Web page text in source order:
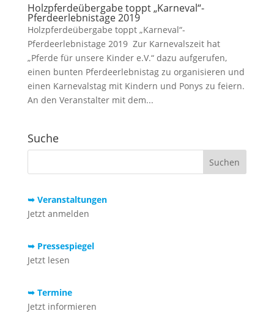
Holzpferdeübergabe toppt „Karneval“-
Pferdeerlebnistage 2019
Holzpferdeübergabe toppt „Karneval“-
Pferdeerlebnistage 2019 Zur Karnevalszeit hat
„Pferde für unsere Kinder e.V.“ dazu aufgerufen,
einen bunten Pferdeerlebnistag zu organisieren und
einen Karnevalstag mit Kindern und Ponys zu feiern.
An den Veranstalter mit dem...
Suche
➥ Veranstaltungen
Jetzt anmelden
➥ Pressespiegel
Jetzt lesen
➥ Termine
Jetzt informieren